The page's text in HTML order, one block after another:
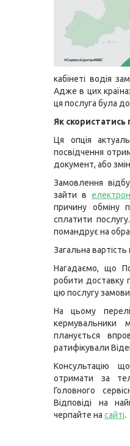
кабінеті водія
Адже в цих
ця послуга була
Як скористатись
Ця опція
посвідчення
документ, або
Замовлення
зайти в
причину обміну
сплатити
помандрує на
Загальна
Нагадаємо, що
робити доставку
цю послугу
На цьому
кермувальники
планується
ратифікували
Консультацію
отримати за
Головного
Відповіді на
черпайте на сайті.